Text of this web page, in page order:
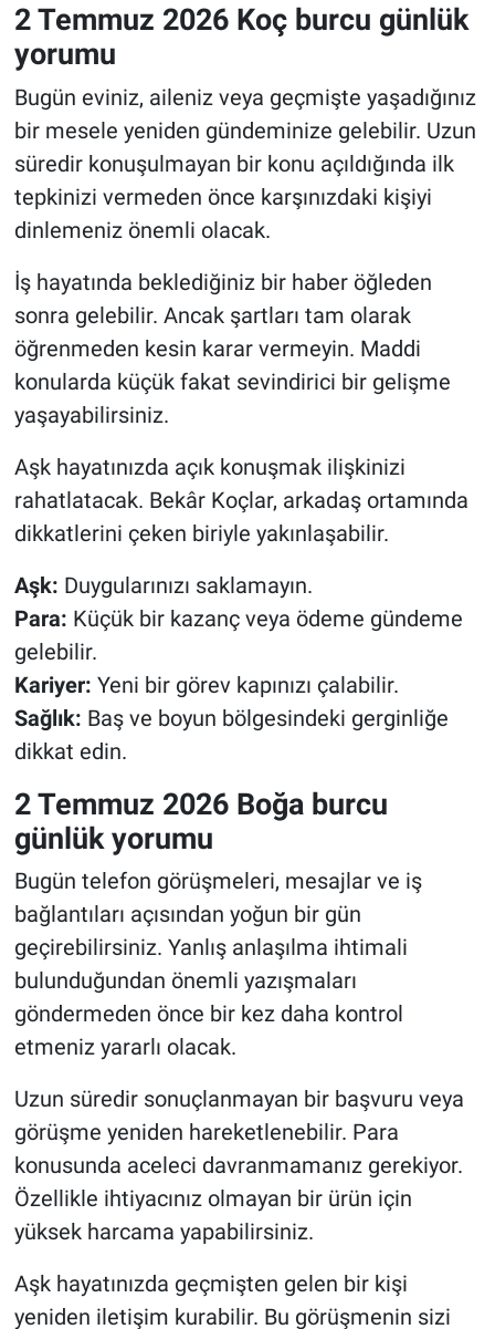
2 Temmuz 2026 Koç burcu günlük
yorumu
Bugün eviniz, aileniz veya geçmişte yaşadığınız
bir mesele yeniden gündeminize gelebilir. Uzun
süredir konuşulmayan bir konu açıldığında ilk
tepkinizi vermeden önce karşınızdaki kişiyi
dinlemeniz önemli olacak.
İş hayatında beklediğiniz bir haber öğleden
sonra gelebilir. Ancak şartları tam olarak
öğrenmeden kesin karar vermeyin. Maddi
konularda küçük fakat sevindirici bir gelişme
yaşayabilirsiniz.
Aşk hayatınızda açık konuşmak ilişkinizi
rahatlatacak. Bekâr Koçlar, arkadaş ortamında
dikkatlerini çeken biriyle yakınlaşabilir.
Aşk: Duygularınızı saklamayın.
Para: Küçük bir kazanç veya ödeme gündeme
gelebilir.
Kariyer: Yeni bir görev kapınızı çalabilir.
Sağlık: Baş ve boyun bölgesindeki gerginliğe
dikkat edin.
2 Temmuz 2026 Boğa burcu
günlük yorumu
Bugün telefon görüşmeleri, mesajlar ve iş
bağlantıları açısından yoğun bir gün
geçirebilirsiniz. Yanlış anlaşılma ihtimali
bulunduğundan önemli yazışmaları
göndermeden önce bir kez daha kontrol
etmeniz yararlı olacak.
Uzun süredir sonuçlanmayan bir başvuru veya
görüşme yeniden hareketlenebilir. Para
konusunda aceleci davranmamanız gerekiyor.
Özellikle ihtiyacınız olmayan bir ürün için
yüksek harcama yapabilirsiniz.
Aşk hayatınızda geçmişten gelen bir kişi
yeniden iletişim kurabilir. Bu görüşmenin sizi